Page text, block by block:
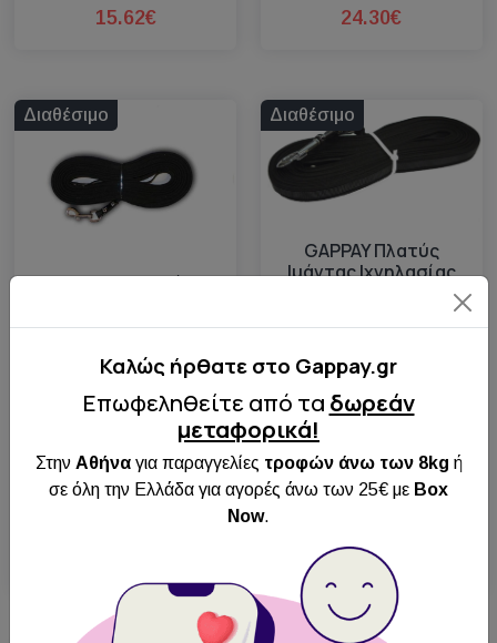
15.62€ 24.30€
Διαθέσιμο
GAPPAY Πλατύς
20mm x 5m με
Άμεση
Αποστολή
Πανελλαδικά
Δωρεάν
Παραλαβή από
Διαθέσιμο
GAPPAY Πλατύς
Ιμάντας Ιχνηλασίας
καουτσούκ στη μέση
Άμεση
Πανελλαδικά
Παραλαβή από
BOX NOW
Καλώς ήρθατε στo Gappay.gr
Επωφεληθείτε από τα δωρεάν
μεταφορικά!
Στην Αθήνα για παραγγελίες τροφών άνω των 8kg ή
σε όλη την Ελλάδα για αγορές άνω των 25€ με Box
Now.